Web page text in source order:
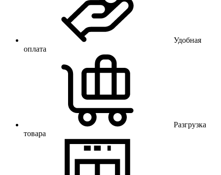
Удобная
оплата
Разгрузка
товара